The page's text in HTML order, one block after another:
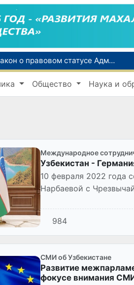
Сенат одобрил Конституционный закон о правовом статусе Администрации Президента Республики Узбекистан
В Ташкенте задержали подозреваемых в распространении крупной партии наркотиков
пенсий по инвалидности
Общество Наука и
Международное
Узбекистан -
10 февраля 2022 года
Нарбаевой с
984
СМИ об Узбекистане
Развитие
фокусе внимания